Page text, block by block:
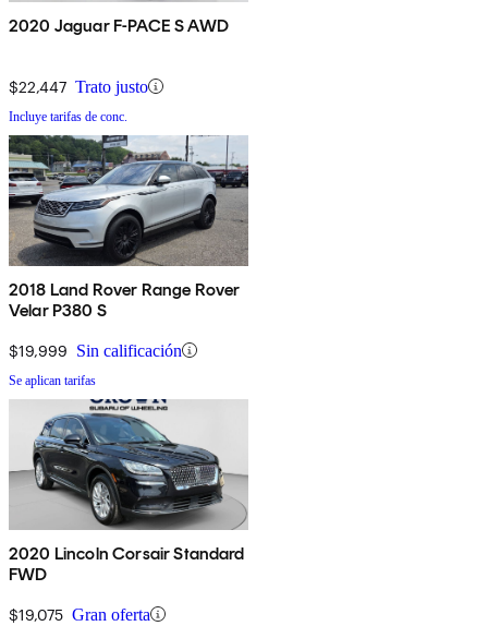
2020 Jaguar F-PACE S AWD
$22,447 Trato justo
Incluye tarifas de conc.
2018 Land Rover Range Rover
Velar P380 S
$19,999 Sin calificación
Se aplican tarifas
2020 Lincoln Corsair Standard
FWD
$19,075 Gran oferta